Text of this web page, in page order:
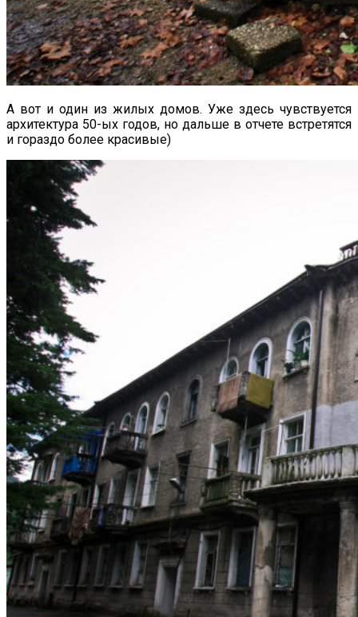
А вот и один из жилых домов. Уже здесь чувствуется
архитектура 50-ых годов, но дальше в отчете встретятся
и гораздо более красивые)